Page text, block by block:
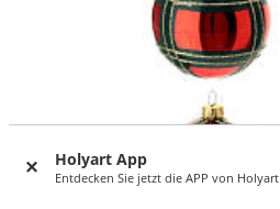
Holyart App
Entdecken Sie jetzt die APP von Holyart